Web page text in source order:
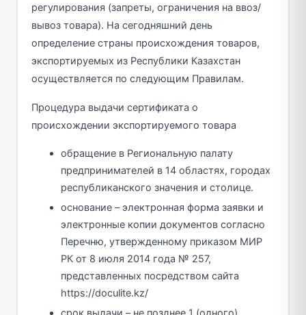
регулирования (запреты, ограничения на ввоз/
вывоз товара). На сегодняшний день
определение страны происхождения товаров,
экспортируемых из Республики Казахстан
осуществляется по следующим Правилам.
Процедура выдачи сертификата о
происхождении экспортируемого товара
обращение в Региональную палату
предпринимателей в 14 областях, городах
республиканского значения и столице.
основание – электронная форма заявки и
электронные копии документов согласно
Перечню, утвержденному приказом МИР
РК от 8 июля 2014 года № 257,
представленных посредством сайта
https://doculite.kz/